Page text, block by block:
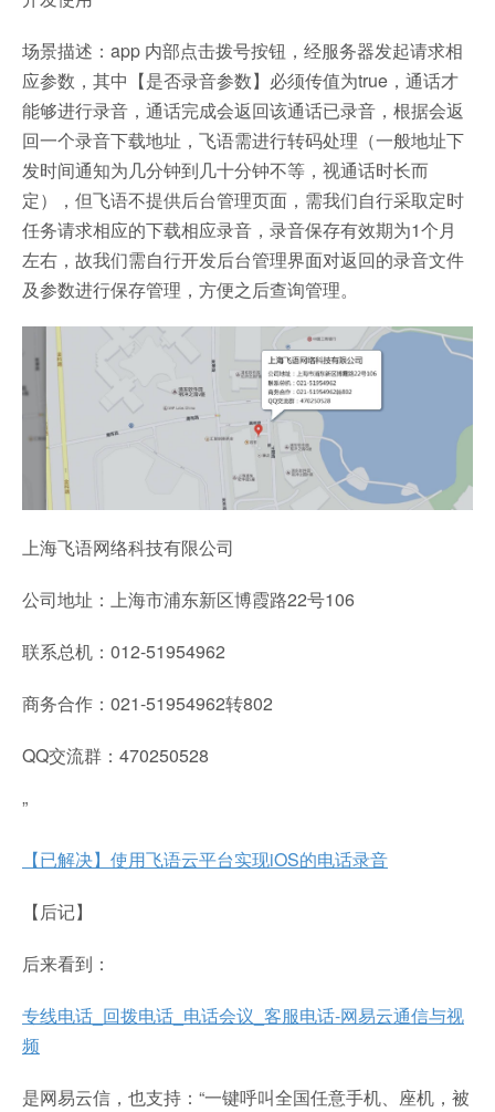
场景描述：app 内部点击拨号按钮，经服务器发起请求相
应参数，其中【是否录音参数】必须传值为true，通话才
能够进行录音，通话完成会返回该通话已录音，根据会返
回一个录音下载地址，飞语需进行转码处理（一般地址下
发时间通知为几分钟到几十分钟不等，视通话时长而
定），但飞语不提供后台管理页面，需我们自行采取定时
任务请求相应的下载相应录音，录音保存有效期为1个月
左右，故我们需自行开发后台管理界面对返回的录音文件
及参数进行保存管理，方便之后查询管理。
上海飞语网络科技有限公司
公司地址：上海市浦东新区博霞路22号106
联系总机：012-51954962
商务合作：021-51954962转802
QQ交流群：470250528
”
【已解决】使用飞语云平台实现iOS的电话录音
【后记】
后来看到：
专线电话_回拨电话_电话会议_客服电话-网易云通信与视
频
是网易云信，也支持：“一键呼叫全国任意手机、座机，被